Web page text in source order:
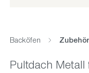
Backöfen
Pultdach